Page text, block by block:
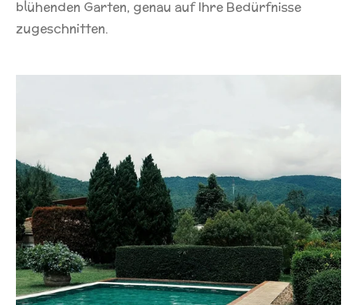
blühenden Garten, genau auf Ihre Bedürfnisse
zugeschnitten.